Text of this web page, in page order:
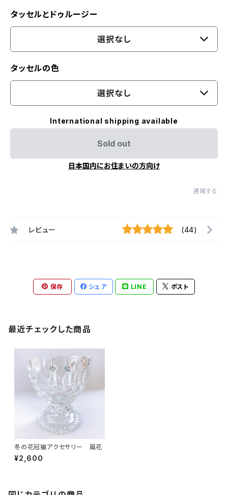
タッセルとドゥルージー
選択なし
タッセルの色
選択なし
International shipping available
Sold out
日本国内にお住まいの方向け
通報する
レビュー (44)
保存 シェア LINE ポスト
最近チェックした商品
冬の花冠猫アクセサリー 風花
¥2,600